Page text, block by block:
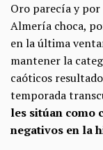
Oro parecía y
Almería choca,
en la última
mantener la
caóticos
temporada
les sitúan como
negativos en la